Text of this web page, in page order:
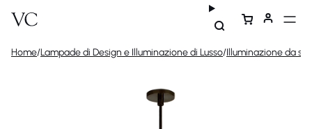
Home/Lampade di Design e Illuminazione di Lusso/Illuminazione da